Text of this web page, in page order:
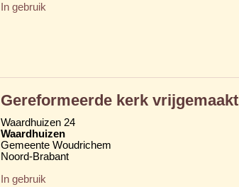
In gebruik
Gereformeerde kerk vrijgemaakt
Waardhuizen 24
Waardhuizen
Gemeente Woudrichem
Noord-Brabant
In gebruik